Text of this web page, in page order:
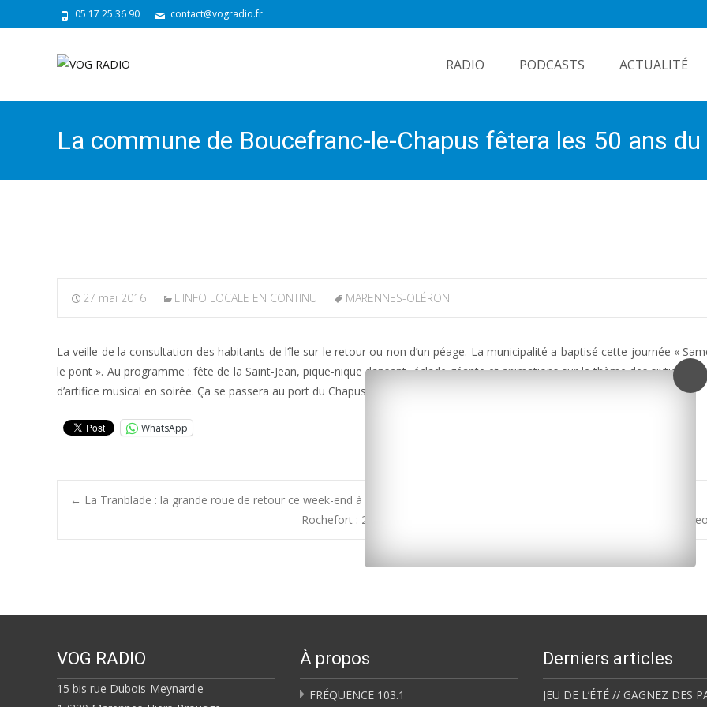
05 17 25 36 90 contact@vogradio.fr
RADIO PODCASTS ACTUALITÉ
La commune de Boucefranc-le-Chapus fêtera les 50 ans du
27 mai 2016 L'INFO LOCALE EN CONTINU MARENNES-OLÉRON
La veille de la consultation des habitants de l’île sur le retour ou non d’un péage. La municipalité a baptisé cette journée «
le pont ». Au programme : fête de la Saint-Jean, pique-nique dansant, éclade géante et animations sur le thème des sixties. Et
d’artifice musical en soirée. Ça se passera au port du Chapus.
WhatsApp
Post
← La Tranblade : la grande roue de retour ce week-end à Ronce-les-Bains
Rochefort : 24 personnes ont été évacuées à la suite d’une fuite de gaz rue
VOG RADIO
15 bis rue Dubois-Meynardie
À propos
FRÉQUENCE 103.1
Derniers articles
JEU DE L’ÉTÉ // GAGNEZ DES